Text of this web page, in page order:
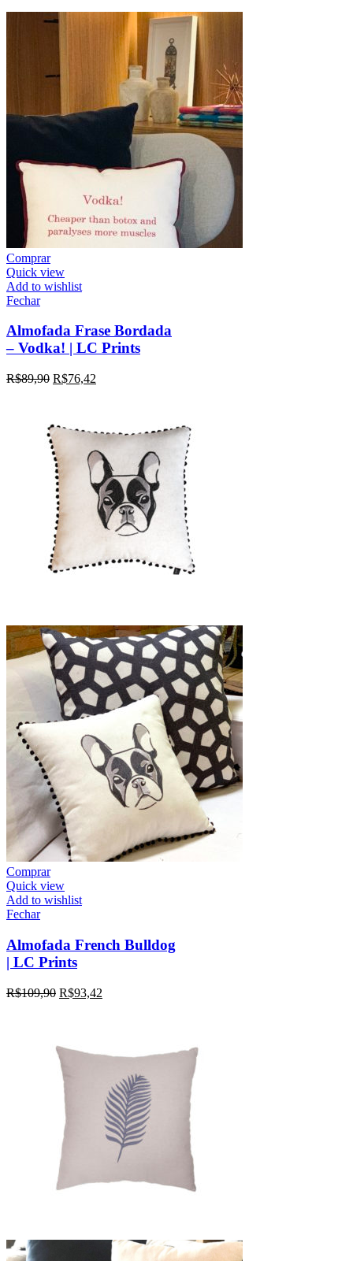
Comprar
Quick view
Add to wishlist
Fechar
Almofada Frase Bordada
– Vodka! | LC Prints
R$89,90 R$76,42
Comprar
Quick view
Add to wishlist
Fechar
Almofada French Bulldog
| LC Prints
R$109,90 R$93,42